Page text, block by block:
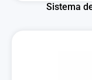
Sistema